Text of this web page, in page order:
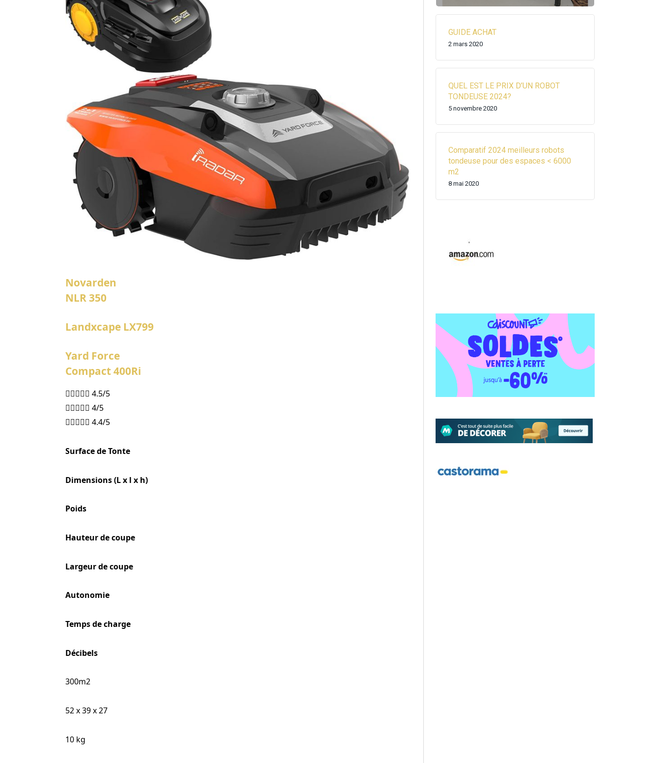
Novarden
NLR 350
Landxcape LX799
Yard Force
Compact 400Ri
 4.5/5
 4/5
 4.4/5
Surface de Tonte
Dimensions (L x l x h)
Poids
Hauteur de coupe
Largeur de coupe
Autonomie
Temps de charge
Décibels
300m2
52 x 39 x 27
10 kg
GUIDE ACHAT
2 mars 2020
QUEL EST LE PRIX D’UN ROBOT
TONDEUSE 2024?
5 novembre 2020
Comparatif 2024 meilleurs robots
tondeuse pour des espaces < 6000
m2
8 mai 2020